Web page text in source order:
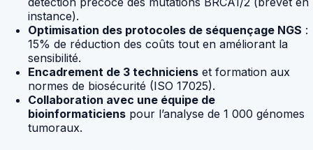
instance).
Optimisation des protocoles de séquençage NGS :
15% de réduction des coûts tout en améliorant la
sensibilité.
Encadrement de 3 techniciens et formation aux
normes de biosécurité (ISO 17025).
Collaboration avec une équipe de
bioinformaticiens pour l’analyse de 1 000 génomes
tumoraux.